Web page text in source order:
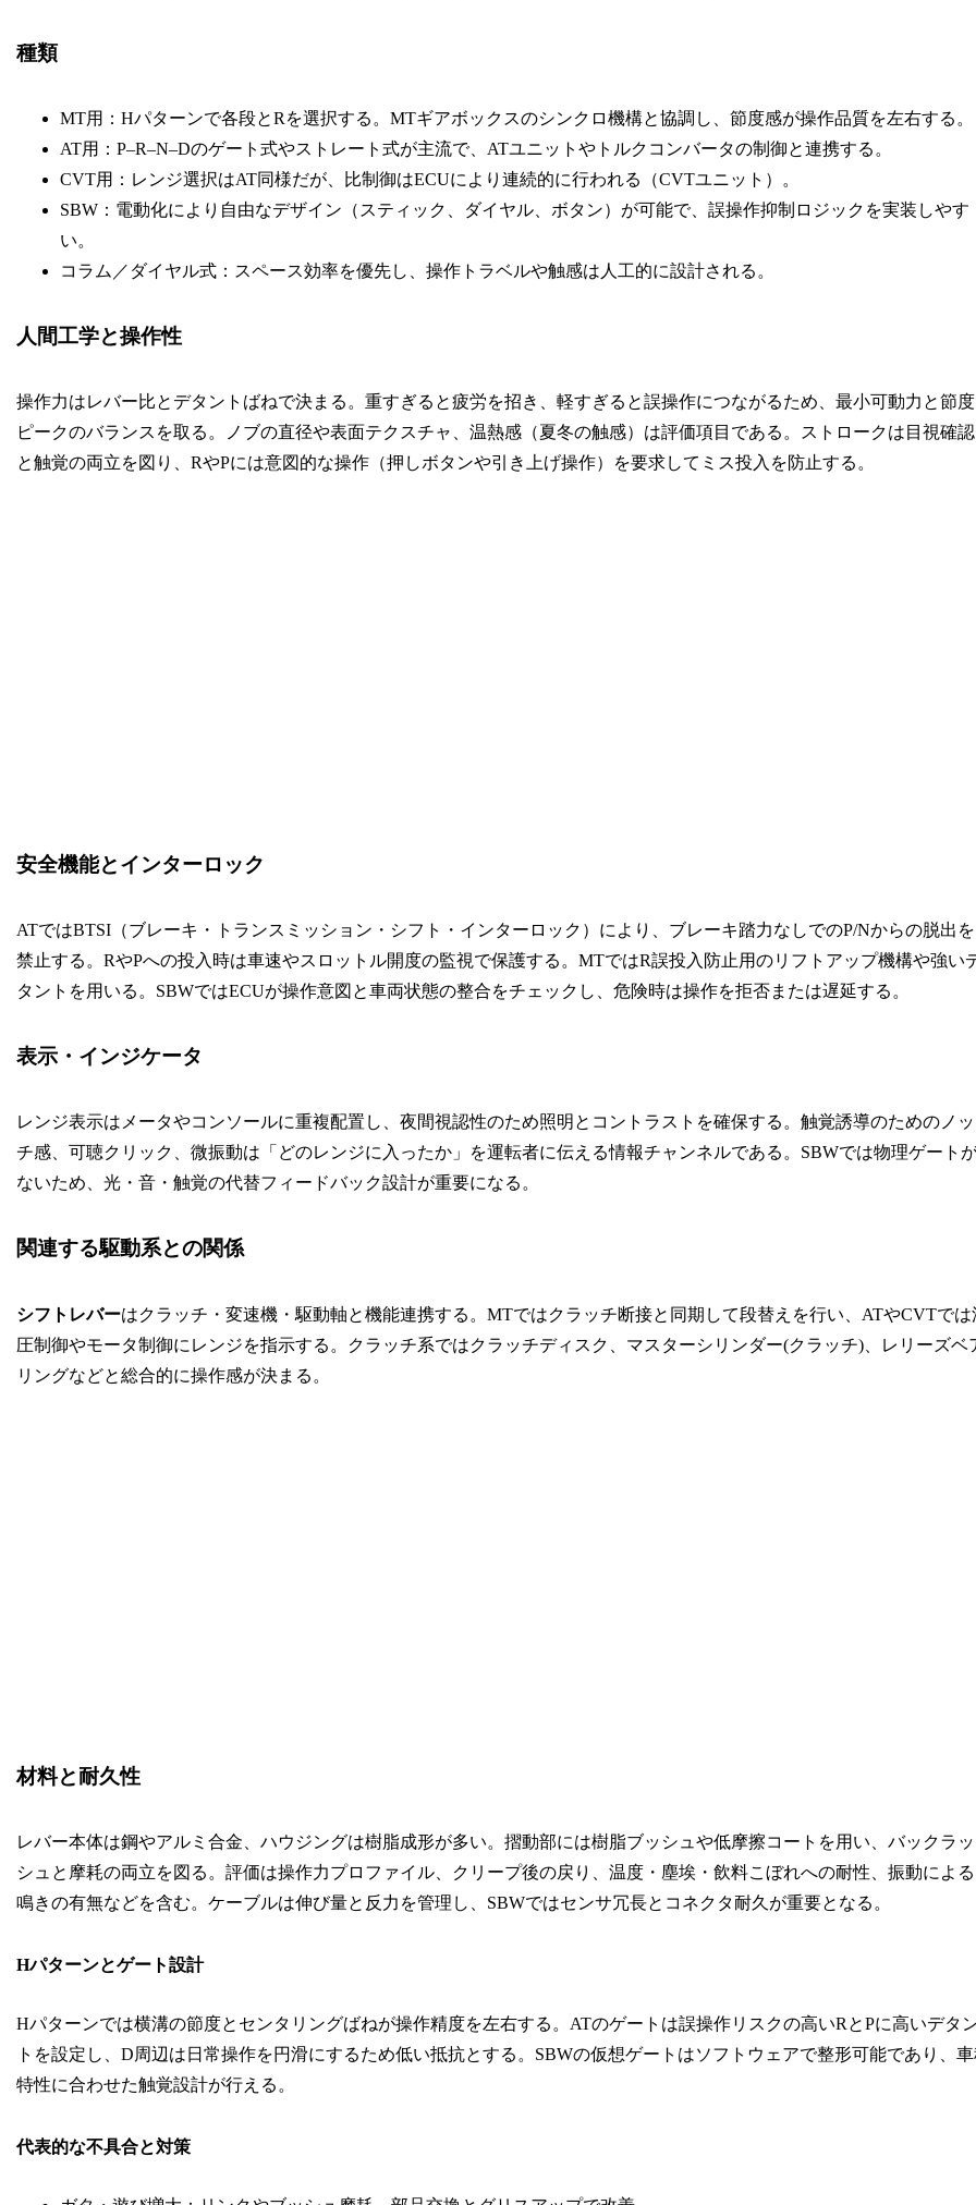
種類
MT用：Hパターンで各段とRを選択する。MTギアボックスのシンクロ機構と協調し、節度感が操作品質を左右する。
AT用：P–R–N–Dのゲート式やストレート式が主流で、ATユニットやトルクコンバータの制御と連携する。
CVT用：レンジ選択はAT同様だが、比制御はECUにより連続的に行われる（CVTユニット）。
SBW：電動化により自由なデザイン（スティック、ダイヤル、ボタン）が可能で、誤操作抑制ロジックを実装しやす
い。
コラム／ダイヤル式：スペース効率を優先し、操作トラベルや触感は人工的に設計される。
人間工学と操作性
操作力はレバー比とデタントばねで決まる。重すぎると疲労を招き、軽すぎると誤操作につながるため、最小可動力と節度
ピークのバランスを取る。ノブの直径や表面テクスチャ、温熱感（夏冬の触感）は評価項目である。ストロークは目視確認
と触覚の両立を図り、RやPには意図的な操作（押しボタンや引き上げ操作）を要求してミス投入を防止する。
安全機能とインターロック
ATではBTSI（ブレーキ・トランスミッション・シフト・インターロック）により、ブレーキ踏力なしでのP/Nからの脱出を
禁止する。RやPへの投入時は車速やスロットル開度の監視で保護する。MTではR誤投入防止用のリフトアップ機構や強い
タントを用いる。SBWではECUが操作意図と車両状態の整合をチェックし、危険時は操作を拒否または遅延する。
表示・インジケータ
レンジ表示はメータやコンソールに重複配置し、夜間視認性のため照明とコントラストを確保する。触覚誘導のためのノッ
チ感、可聴クリック、微振動は「どのレンジに入ったか」を運転者に伝える情報チャンネルである。SBWでは物理ゲート
ないため、光・音・触覚の代替フィードバック設計が重要になる。
関連する駆動系との関係
シフトレバーはクラッチ・変速機・駆動軸と機能連携する。MTではクラッチ断接と同期して段替えを行い、ATやCVTでは
圧制御やモータ制御にレンジを指示する。クラッチ系ではクラッチディスク、マスターシリンダー(クラッチ)、レリーズベ
リングなどと総合的に操作感が決まる。
材料と耐久性
レバー本体は鋼やアルミ合金、ハウジングは樹脂成形が多い。摺動部には樹脂ブッシュや低摩擦コートを用い、バックラッ
シュと摩耗の両立を図る。評価は操作力プロファイル、クリープ後の戻り、温度・塵埃・飲料こぼれへの耐性、振動による
鳴きの有無などを含む。ケーブルは伸び量と反力を管理し、SBWではセンサ冗長とコネクタ耐久が重要となる。
Hパターンとゲート設計
Hパターンでは横溝の節度とセンタリングばねが操作精度を左右する。ATのゲートは誤操作リスクの高いRとPに高いデタ
トを設定し、D周辺は日常操作を円滑にするため低い抵抗とする。SBWの仮想ゲートはソフトウェアで整形可能であり、
特性に合わせた触覚設計が行える。
代表的な不具合と対策